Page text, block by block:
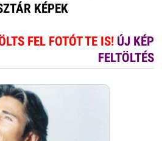
KÉPEK
FEL FOTÓT TE IS! ÚJ KÉP
FELTÖLTÉS